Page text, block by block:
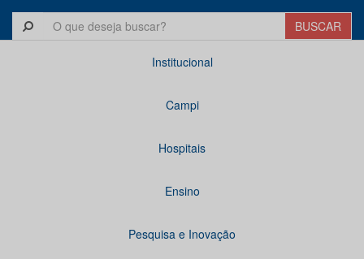
Institucional
Campi
Hospitais
Ensino
Pesquisa e Inovação